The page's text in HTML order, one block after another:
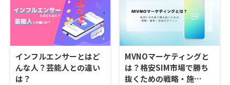
インフルエンサーとはど
んな人？芸能人との違い
は？
MVNOマーケティングと
は？格安SIM市場で勝ち
抜くための戦略・施…